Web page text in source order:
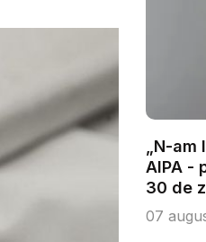
„N-
AIPA -
30 de
07